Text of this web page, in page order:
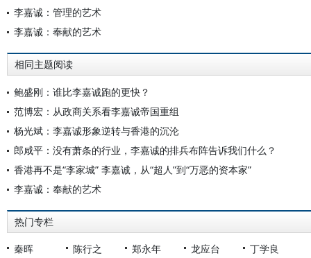
李嘉诚：管理的艺术
李嘉诚：奉献的艺术
相同主题阅读
鲍盛刚：谁比李嘉诚跑的更快？
范博宏：从政商关系看李嘉诚帝国重组
杨光斌：李嘉诚形象逆转与香港的沉沦
郎咸平：没有萧条的行业，李嘉诚的排兵布阵告诉我们什么？
香港再不是“李家城” 李嘉诚，从“超人”到“万恶的资本家”
李嘉诚：奉献的艺术
热门专栏
秦晖 陈行之 郑永年 龙应台
丁学良